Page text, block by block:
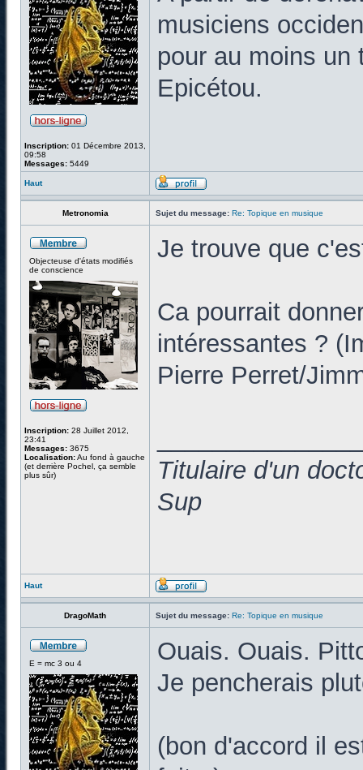
Inscription: 01 Décembre 2013,
09:58
Messages: 5449
musiciens
pour au moins un
Epicétou.
Haut
Metronomia Sujet du message: Re: Topique en musique
Objecteuse d'états modifiés
de conscience
Inscription: 28 Juillet 2012,
23:41
Messages: 3675
Localisation:Au fond à gauche
(et derrière Pochel, ça semble
plus sûr)
Je trouve que
Ca pourrait
intéressantes ?
Pierre Perret/
Titulaire d'un
Sup
Haut
DragoMath Sujet du message: Re: Topique en musique
E = mc 3 ou 4
Ouais. Ouais.
Je pencherais
(bon d'accord il